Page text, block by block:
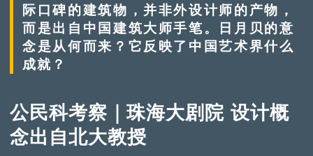
际口碑的建筑物，并非外设计师的产物，
而是出自中国建筑大师手笔。日月贝的意
念是从何而来？它反映了中国艺术界什么
成就？
公民科考察｜珠海大剧院 设计概
念出自北大教授